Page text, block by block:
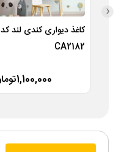
کاغذ دیواری کندی لند کد
CA2182
1,100,000تومان
‹